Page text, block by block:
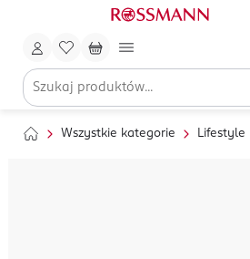
Wszystkie kategorie Lifestyle